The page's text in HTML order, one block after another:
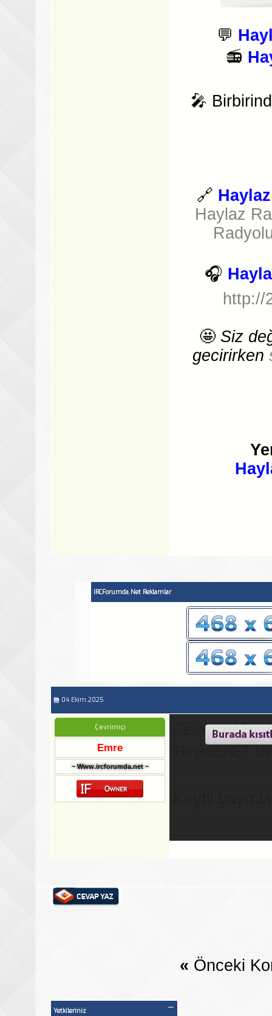
💬
📻
🎤
🔗 Haylaz
Haylaz
🎧
http://
🤩 Siz
gecirirken
IRCForumda.Net Reklamlar
04.Ekim.2025
Çevrimiçi
Emre
~ Www.ircforumda.net ~
Cevap: 🔊
Haylaz.NET
Keyfli
« Önceki
Yetkileriniz